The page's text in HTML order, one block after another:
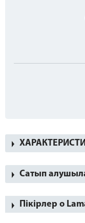
Сатып
Пікірлер о